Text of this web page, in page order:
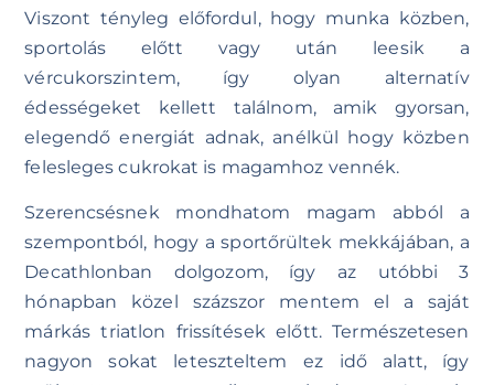
Viszont tényleg előfordul, hogy munka közben,
sportolás előtt vagy után leesik a
vércukorszintem, így olyan alternatív
édességeket kellett találnom, amik gyorsan,
elegendő energiát adnak, anélkül hogy közben
felesleges cukrokat is magamhoz vennék.
Szerencsésnek mondhatom magam abból a
szempontból, hogy a sportőrültek mekkájában, a
Decathlonban dolgozom, így az utóbbi 3
hónapban közel százszor mentem el a saját
márkás triatlon frissítések előtt. Természetesen
nagyon sokat leteszteltem ez idő alatt, így